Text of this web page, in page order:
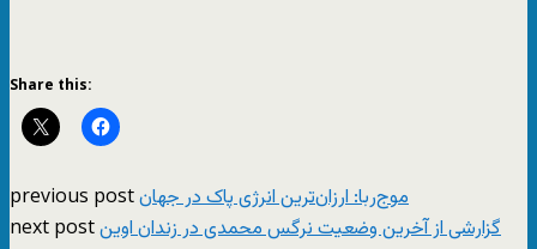
Share this:
previous postموج‌ربا‌: ارزان‌ترین انرژی پاک در جهان
next postگزارشی از آخرین وضعیت نرگس محمدی در زندان اوین